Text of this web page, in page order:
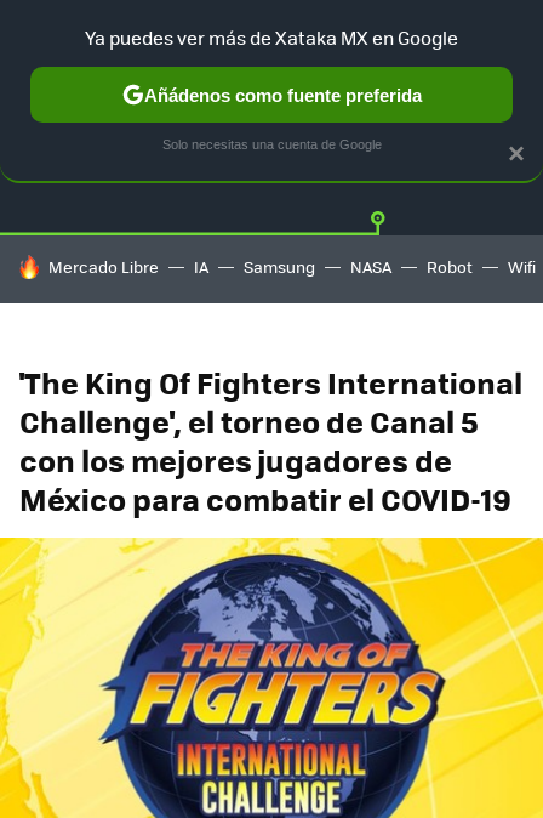
Twitter
HOY SE HABLA DE
Mercado Libre IA Samsung NASA Robot Wifi
'The King Of Fighters International
Challenge', el torneo de Canal 5
con los mejores jugadores de
México para combatir el COVID-19
×
Ya puedes ver más de Xataka MX en Google
Añádenos como fuente preferida
Solo necesitas una cuenta de Google